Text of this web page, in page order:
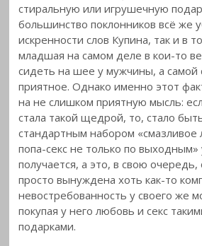
стиральную или игрушечную
большинство поклонников всё же
искренности слов Купина, так и в
младшая на самом деле в кои-то
сидеть на шее у мужчины, а самой
приятное. Однако именно этот
на не слишком приятную мысль:
стала такой щедрой, то, стало
стандартным набором «смазливое
попа-секс не только по
получается, а это, в свою очередь,
просто вынуждена хоть как-то
невостребованность у своего же
покупая у него любовь и секс
подарками.